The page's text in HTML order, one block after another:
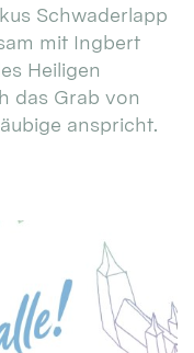
Schwaderlapp
mit Ingbert
Heiligen
das Grab von
anspricht.